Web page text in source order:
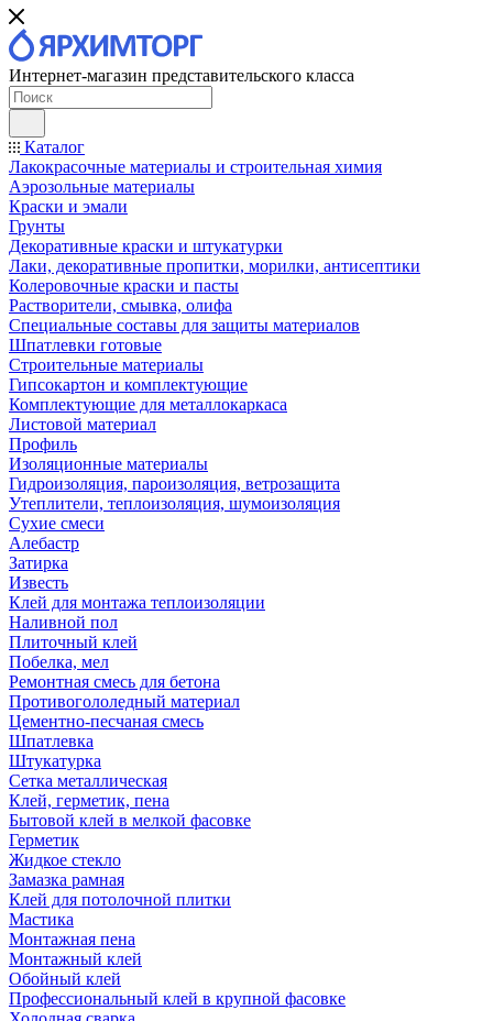
Интернет-магазин представительского класса
Каталог
Лакокрасочные материалы и строительная химия
Аэрозольные материалы
Краски и эмали
Грунты
Декоративные краски и штукатурки
Лаки, декоративные пропитки, морилки, антисептики
Колеровочные краски и пасты
Растворители, смывка, олифа
Специальные составы для защиты материалов
Шпатлевки готовые
Строительные материалы
Гипсокартон и комплектующие
Комплектующие для металлокаркаса
Листовой материал
Профиль
Изоляционные материалы
Гидроизоляция, пароизоляция, ветрозащита
Утеплители, теплоизоляция, шумоизоляция
Сухие смеси
Алебастр
Затирка
Известь
Клей для монтажа теплоизоляции
Наливной пол
Плиточный клей
Побелка, мел
Ремонтная смесь для бетона
Противогололедный материал
Цементно-песчаная смесь
Шпатлевка
Штукатурка
Сетка металлическая
Клей, герметик, пена
Бытовой клей в мелкой фасовке
Герметик
Жидкое стекло
Замазка рамная
Клей для потолочной плитки
Мастика
Монтажная пена
Монтажный клей
Обойный клей
Профессиональный клей в крупной фасовке